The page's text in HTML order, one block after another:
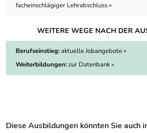
facheinschlägiger Lehrabschluss »
WEITERE WEGE NACH DER
Berufseinstieg:aktuelle Jobangebote »
Weiterbildungen:zur Datenbank »
Diese Ausbildungen könnten Sie auch